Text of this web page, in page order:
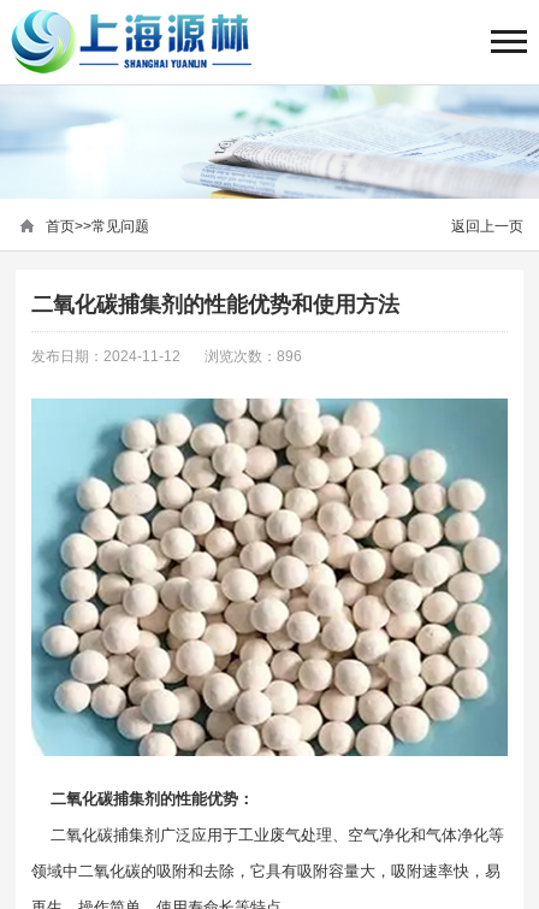
返回上一页
首页>>常见问题
二氧化碳捕集剂的性能优势和使用方法
发布日期：2024-11-12 浏览次数：896
二氧化碳捕集剂的性能优势：
二氧化碳捕集剂 广泛应用于工业废气处理、空气净化和气体净化等
领域中二氧化碳的吸附和去除，它具有吸附容量大，吸附速率快，易